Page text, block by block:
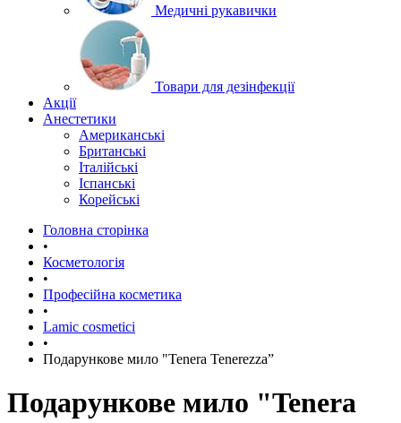
Медичні рукавички
Товари для дезінфекції
Акції
Анестетики
Американські
Британські
Італійські
Іспанські
Корейські
Головна сторінка
•
Косметологія
•
Професійна косметика
•
Lamic cosmetici
•
Подарункове мило "Tenera Tenerezza”
Подарункове мило "Tenera